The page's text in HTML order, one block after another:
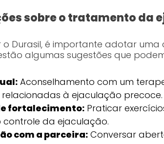
sobre o tratamento da
o Durasil, é importante adotar
algumas sugestões que
Aconselhamento com um
à ejaculação precoce.
fortalecimento:Praticar
controle da ejaculação.
com a parceira:Conversar